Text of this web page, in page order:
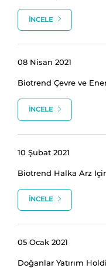
İNCELE
08 Nisan 2021
Biotrend Çevre ve
İNCELE
10 Şubat 2021
Biotrend Halka Arz
İNCELE
05 Ocak 2021
Doğanlar Yatırım